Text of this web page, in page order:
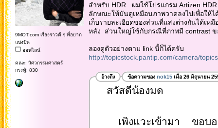
9MOT.com เรื่องราวดี ๆ ที่อยาก
แบ่งปัน
ออฟไลน์
คณะ: วิศวกรรมศาสตร์
กระทู้: 830
สำหรับ HDR ผมใช้โปรแกรม Artizen
ลักษณะให้มันดูเหมือนภาพวาดลงไปเพื่อให้
เก็บรายละเอียดของส่วนที่แสงต่างกันได้เ
หลัง ส่วนใหญ่ใช้กับกรณีที่ภาพมี contrast ขอ
ลองดูตัวอย่างตาม link นี้ก็ได้ครับ
http://topicstock.pantip.com/camera/
อ้างถึง ข้อความของ nok15เมื่อ 26 มิถุนายน
สวัสดีน้องมด
เพิงแวะเข้ามา ขอบอ